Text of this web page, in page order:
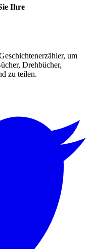
Ihre
um
Drehbücher,
zu teilen.